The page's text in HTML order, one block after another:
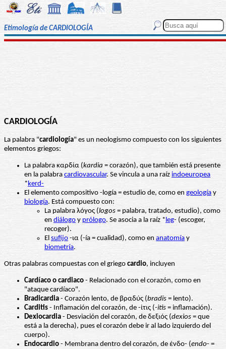
Etimología de CARDIOLOGÍA
CARDIOLOGÍA
La palabra "cardiología" es un neologismo compuesto con los siguientes
elementos griegos:
La palabra καρδία (kardia = corazón), que también está presente
en la palabra cardiovascular. Se vincula a una raíz indoeuropea
*kerd-
El elemento compositivo -logía = estudio de, como en geología y
biología. Está compuesto con:
La palabra λόγος (logos = palabra, tratado, estudio), como
en diálogo y prólogo. Se asocia a la raíz *leg- (escoger,
recoger).
El sufijo -ια (-ía = cualidad), como en anatomía y
biometría.
Otras palabras compuestas con el griego cardio, incluyen
Cardíaco o cardiaco - Relacionado con el corazón, como en
"ataque cardíaco".
Bradicardia - Corazón lento, de βραδύς (bradis = lento).
Carditis - Inflamación del corazón, de -ίτις (-itis = inflamación).
Dexiocardia - Desviación del corazón, de δεξιός (dexios = que
está a la derecha), pues el corazón debe ir al lado izquierdo del
cuerpo).
Endocardio - Membrana dentro del corazón, de ἐνδο- (endo- =